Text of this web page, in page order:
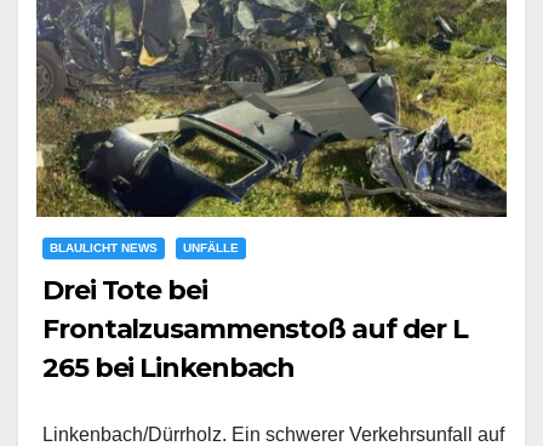
BLAULICHT NEWS UNFÄLLE
Drei Tote bei
Frontalzusammenstoß auf der L
265 bei Linkenbach
Linkenbach/Dürrholz. Ein schwerer Verkehrsunfall auf